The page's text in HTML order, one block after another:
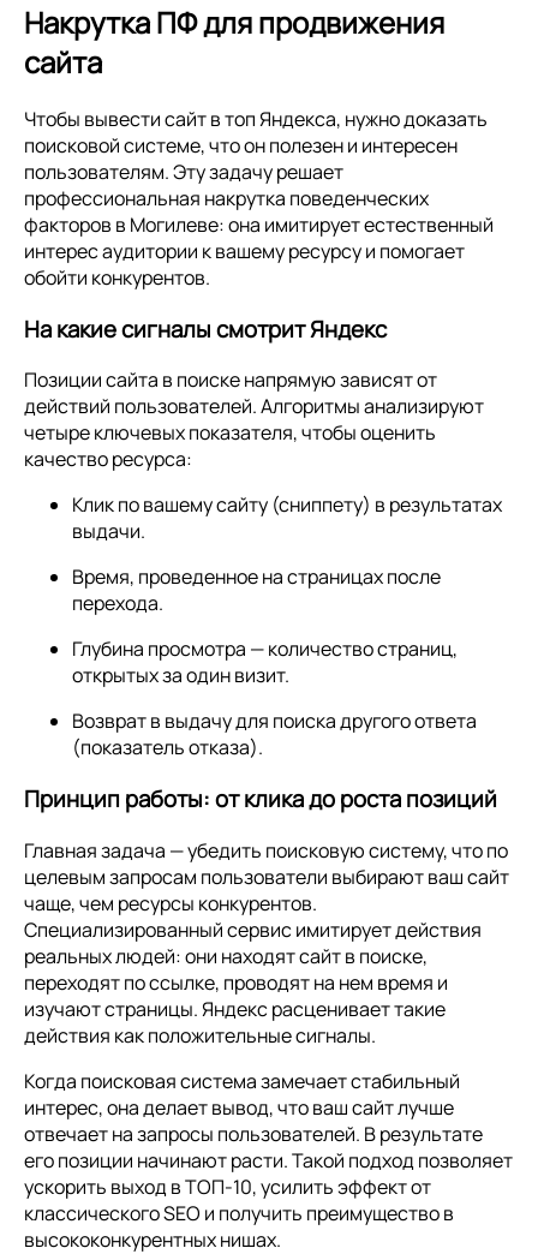
Накрутка ПФ для продвижения
сайта
Чтобы вывести сайт в топ Яндекса, нужно доказать
поисковой системе, что он полезен и интересен
пользователям. Эту задачу решает
профессиональная накрутка поведенческих
факторов в Могилеве: она имитирует естественный
интерес аудитории к вашему ресурсу и помогает
обойти конкурентов.
На какие сигналы смотрит Яндекс
Позиции сайта в поиске напрямую зависят от
действий пользователей. Алгоритмы анализируют
четыре ключевых показателя, чтобы оценить
качество ресурса:
Клик по вашему сайту (сниппету) в результатах
выдачи.
Время, проведенное на страницах после
перехода.
Глубина просмотра — количество страниц,
открытых за один визит.
Возврат в выдачу для поиска другого ответа
(показатель отказа).
Принцип работы: от клика до роста позиций
Главная задача — убедить поисковую систему, что по
целевым запросам пользователи выбирают ваш сайт
чаще, чем ресурсы конкурентов.
Специализированный сервис имитирует действия
реальных людей: они находят сайт в поиске,
переходят по ссылке, проводят на нем время и
изучают страницы. Яндекс расценивает такие
действия как положительные сигналы.
Когда поисковая система замечает стабильный
интерес, она делает вывод, что ваш сайт лучше
отвечает на запросы пользователей. В результате
его позиции начинают расти. Такой подход позволяет
ускорить выход в ТОП-10, усилить эффект от
классического SEO и получить преимущество в
высококонкурентных нишах.